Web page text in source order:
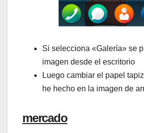
Si selecciona «Galería» se
imagen desde el escritorio
Luego cambiar el papel
he hecho en la imagen de
mercado